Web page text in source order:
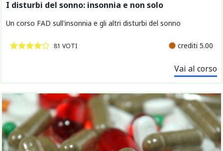
I disturbi del sonno: insonnia e non solo
Un corso FAD sull'insonnia e gli altri disturbi del sonno
81 VOTI crediti 5.00
Vai al corso